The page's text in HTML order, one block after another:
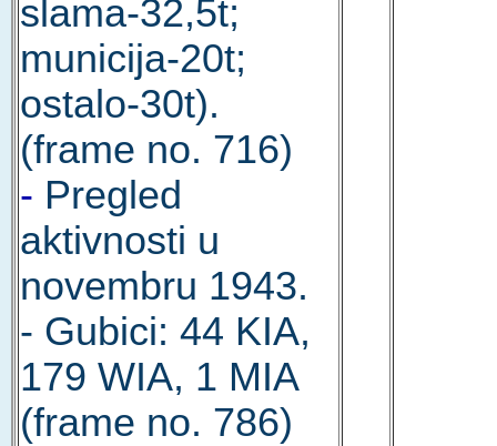
slama-32,5t;
municija-20t;
ostalo-30t).
(frame no. 716)
- Pregled
aktivnosti u
novembru 1943.
- Gubici: 44 KIA,
179 WIA, 1 MIA
(frame no. 786)